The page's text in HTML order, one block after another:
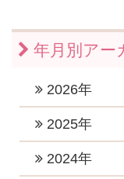
年月別アー
2026年
2026年7月 (1)
2026年5月 (1)
2025年
2025年11月 (1)
2024年